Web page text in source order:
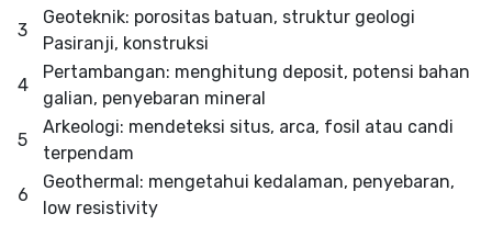
3
Geoteknik: porositas batuan, struktur geologi
Pasiranji, konstruksi
4
Pertambangan: menghitung deposit, potensi bahan
galian, penyebaran mineral
5
Arkeologi: mendeteksi situs, arca, fosil atau candi
terpendam
6
Geothermal: mengetahui kedalaman, penyebaran,
low resistivity